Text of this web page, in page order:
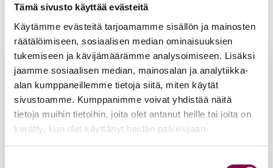
Tämä sivusto käyttää evästeitä
Käytämme evästeitä tarjoamamme sisällön ja mainosten
räätälöimiseen, sosiaalisen median ominaisuuksien
tukemiseen ja kävijämäärämme analysoimiseen. Lisäksi
jaamme sosiaalisen median, mainosalan ja analytiikka-
alan kumppaneillemme tietoja siitä, miten käytät
sivustoamme. Kumppanimme voivat yhdistää näitä
tietoja muihin tietoihin, joita olet antanut heille tai joita on
kerätty, kun olet käyttänyt heidän palvelujaan.
17,90€
Lisää ostoskoriin